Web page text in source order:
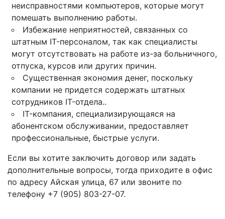
неисправностями компьютеров, которые могут
помешать выполнению работы.
Избежание неприятностей, связанных со
штатным IT-персоналом, так как специалисты
могут отсутствовать на работе из-за больничного,
отпуска, курсов или других причин.
Существенная экономия денег, поскольку
компании не придется содержать штатных
сотрудников IT-отдела..
IT-компания, специализирующаяся на
абонентском обслуживании, предоставляет
профессиональные, быстрые услуги.
Если вы хотите заключить договор или задать
дополнительные вопросы, тогда приходите в офис
по адресу Айская улица, 67 или звоните по
телефону +7 (905) 803-27-07.